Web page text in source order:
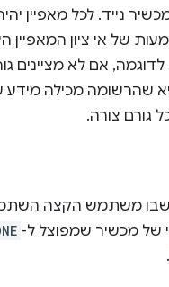
נייד. לכל מאפיין
של אי ציון המאפיין
אם לא מציינים
שהרשומה מכילה מידע
גורם צורה.
שבו משתמש הקצה
של מכשיר שמפוצל ל-
.